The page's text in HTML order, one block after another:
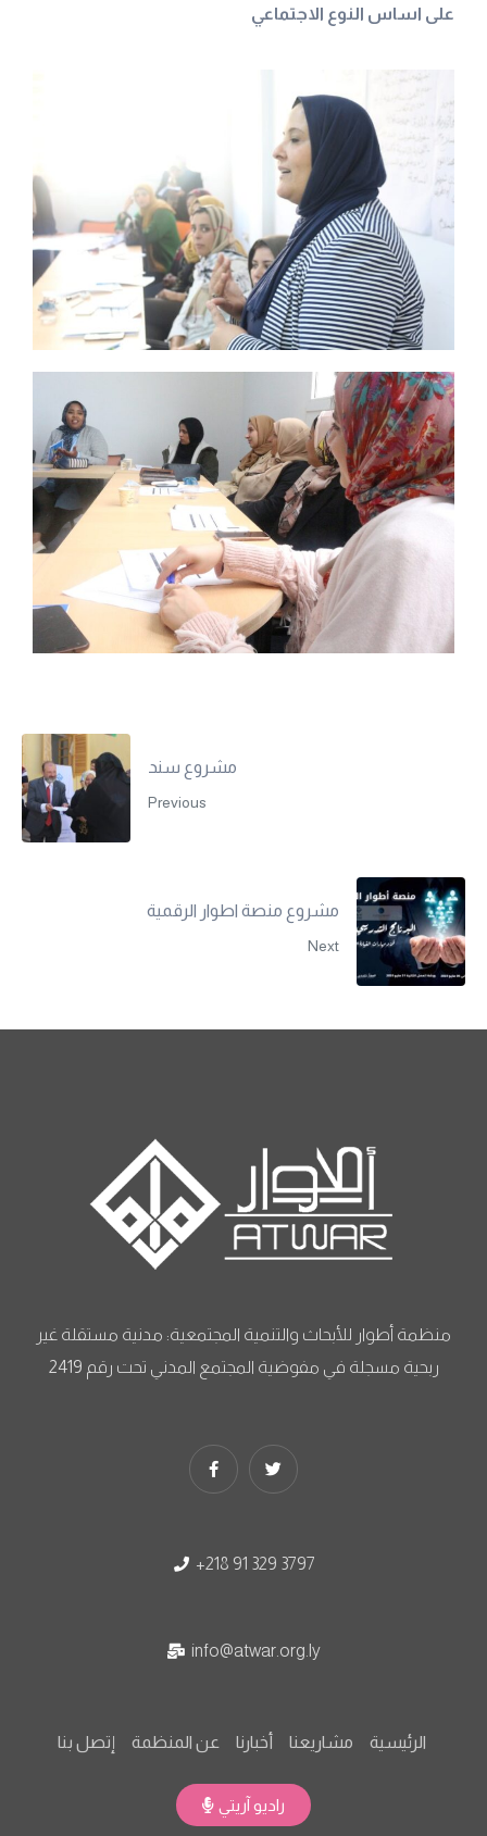
على اساس النوع الاجتماعي
مشروع سند
Previous
مشروع منصة اطوار الرقمية
Next
منظمة أطوار للأبحاث والتنمية المجتمعية: مدنية مستقلة غير
ربحية مسجلة في مفوضية المجتمع المدني تحت رقم 2419
+218 91 329 3797​
info@atwar.org.ly
الرئيسية مشاريعنا أخبارنا عن المنظمة إتصل بنا
راديو آريتي